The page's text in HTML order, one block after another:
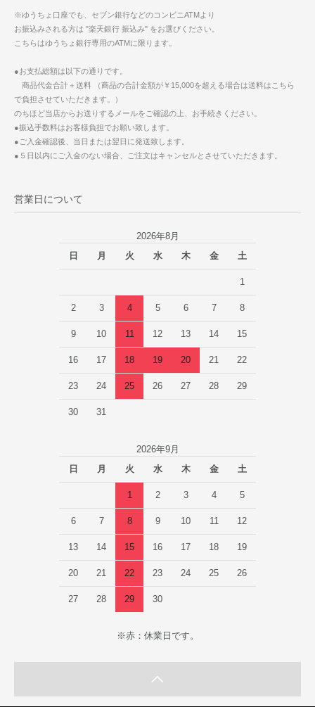
※ゆうちょ口座でも、セブン銀行などのコンビニATMより
お振込みされる方は "楽天銀行 振込み" をお選びください。
こちらはゆうちょ銀行専用のATMに限ります。
●お支払総額は以下の通りです。
商品代金合計＋送料 （商品の合計金額が￥15,000を超える場合は送料はこちら
で負担させていただきます。）
のちほど当店からお送りするメールをご確認の上、お手続きください。
●振込手数料はお客様負担でお願い致します。
●ご入金確認後、当日または翌日に発送致します。
●５日以内にご入金のない場合、ご注文はキャンセルとさせていただきます。
営業日について
2026年8月
日
月 火 水 木 金 土
1
2 3 4 5 6 7 8
9 10 11 12 13 14 15
16 17 18 19 20 21 22
23 24 25 26 27 28 29
30 31
2026年9月
日
月 火 水 木 金 土
1 2 3 4 5
6 7 8 9 10 11 12
13 14 15 16 17 18 19
20 21 22 23 24 25 26
27 28 29 30
※赤：休業日です。